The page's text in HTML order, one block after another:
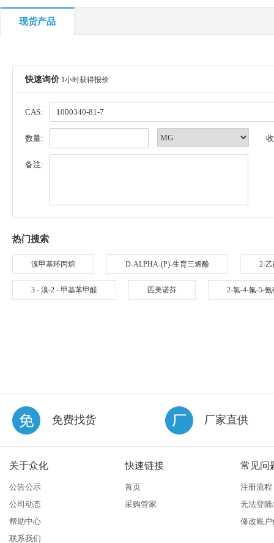
现货产品
快速询价 1小时获得报价
CAS:
数量:
备注:
热门搜索
溴甲基环丙烷 D-ALPHA-(P)-生育三烯酚 2-
3 - 溴-2 - 甲基苯甲醛 匹美诺芬 2-氯-4-氟-5-
免费找货 厂家直供
关于众化
公告公示
公司动态
帮助中心
联系我们
快速链接
首页
采购管家
常见问
注册流程
无法登
修改账户